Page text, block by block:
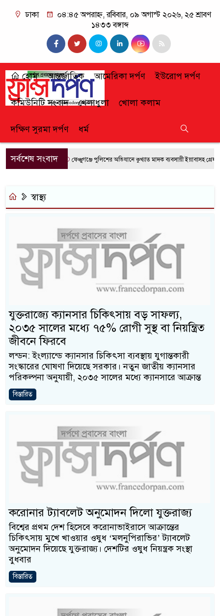
ঢাকা
০৪:৪৫ অপরাহ্ন, রবিবার, ০৯ অগাস্ট ২০২৬, ২৫ শ্রাবণ
১৪৩৩ বঙ্গাব্দ
হোম আন্তর্জাতিক আমেরিকা দর্পণ ইউরোপ দর্পণ
কমিউনিটি সংবাদ খেলাধুলা খোলা কলাম
দক্ষিণ সুরমা দর্পণ ধর্ম
সর্বশেষ সংবাদফেঞ্চুগঞ্জে পুলিশের অভিযানে কুখ্যাত মাদক ব্যবসায়ী ইয়াবাসহ গ্রেফতার
স্বাস্থ্য
যুক্তরাজ্যে ক্যানসার চিকিৎসায় বড় সাফল্য,
২০৩৫ সালের মধ্যে ৭৫% রোগী সুস্থ বা নিয়ন্ত্রিত
জীবনে ফিরবে
লন্ডন: ইংল্যান্ডে ক্যানসার চিকিৎসা ব্যবস্থায় যুগান্তকারী
সংস্কারের ঘোষণা দিয়েছে সরকার। নতুন জাতীয় ক্যানসার
পরিকল্পনা অনুযায়ী, ২০৩৫ সালের মধ্যে ক্যানসারে আক্রান্ত
বিস্তারিত
করোনার ট্যাবলেট অনুমোদন দিলো যুক্তরাজ্য
বিশ্বের প্রথম দেশ হিসেবে করোনাভাইরাসে আক্রান্তের
চিকিৎসায় মুখে খাওয়ার ওষুধ ‘মলনুপিরাভির’ ট্যাবলেট
অনুমোদন দিয়েছে যুক্তরাজ্য। দেশটির ওষুধ নিয়ন্ত্রক সংস্থা
বুধবার
বিস্তারিত